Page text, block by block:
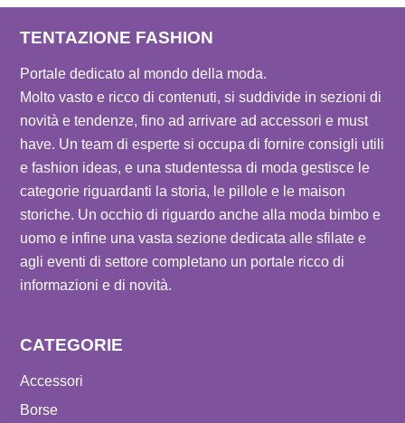
TENTAZIONE FASHION
Portale dedicato al mondo della moda.
Molto vasto e ricco di contenuti, si suddivide in sezioni di
novità e tendenze, fino ad arrivare ad accessori e must
have. Un team di esperte si occupa di fornire consigli utili
e fashion ideas, e una studentessa di moda gestisce le
categorie riguardanti la storia, le pillole e le maison
storiche. Un occhio di riguardo anche alla moda bimbo e
uomo e infine una vasta sezione dedicata alle sfilate e
agli eventi di settore completano un portale ricco di
informazioni e di novità.
CATEGORIE
Accessori
Borse